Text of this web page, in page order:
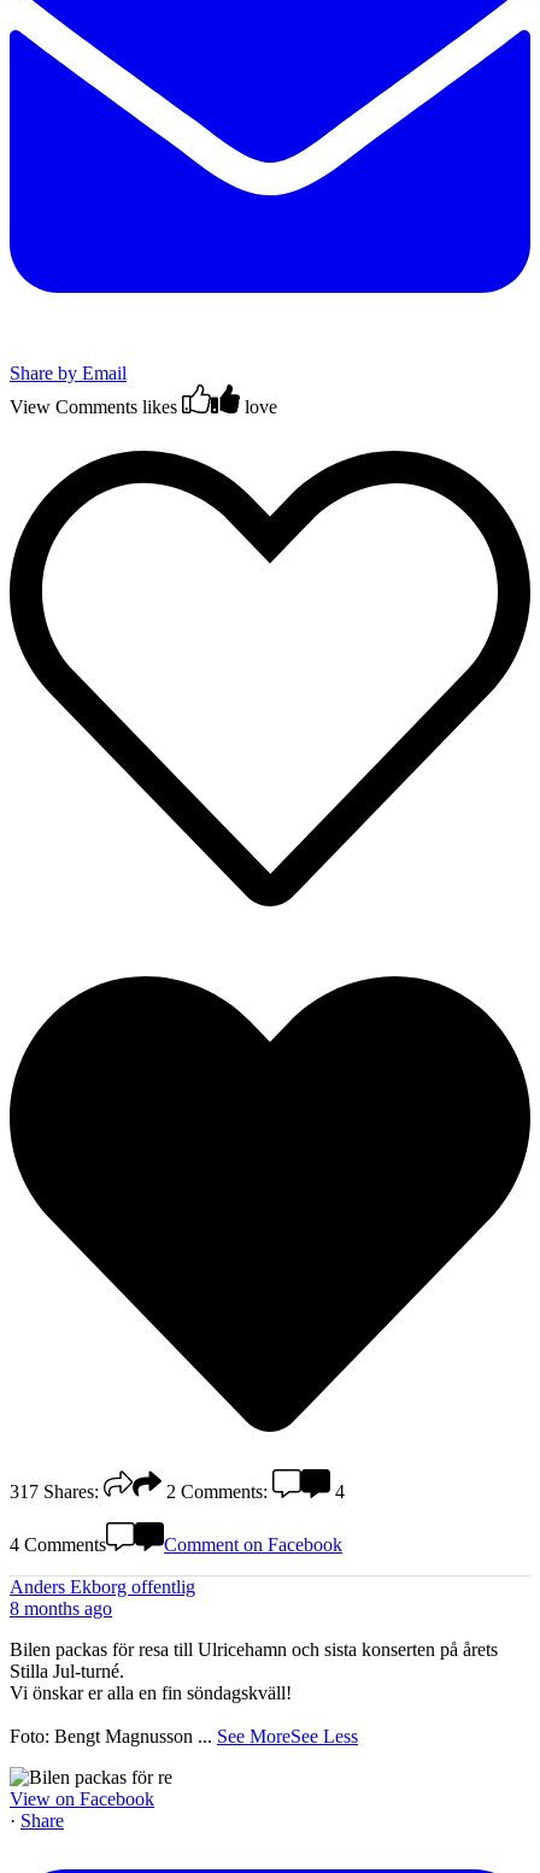
Share by Email
View Comments likes love
317 Shares: 2 Comments: 4
4 Comments Comment on Facebook
Anders Ekborg offentlig
8 months ago
Bilen packas för resa till Ulricehamn och sista konserten på årets
Stilla Jul-turné.
Vi önskar er alla en fin söndagskväll!
Foto: Bengt Magnusson ... See MoreSee Less
View on Facebook
· Share